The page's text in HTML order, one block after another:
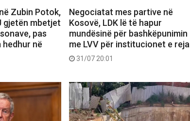
Zubin Potok,
gjetën mbetjet
pas
në
Negociatat mes partive në
Kosovë, LDK lë të hapur
mundësinë për bashkëpunimin
me LVV për institucionet e reja
31/07 20:01